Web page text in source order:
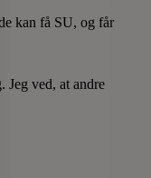
kan få SU, og får
Jeg ved, at andre